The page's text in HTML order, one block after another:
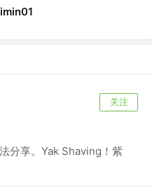
关注
分享。Yak Shaving！紫